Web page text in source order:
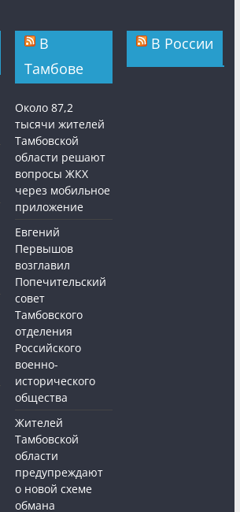
В
Тамбове
Около 87,2
тысячи жителей
Тамбовской
области решают
вопросы ЖКХ
через мобильное
приложение
Евгений
Первышов
возглавил
Попечительский
совет
Тамбовского
отделения
Российского
военно-
исторического
общества
Жителей
Тамбовской
области
предупреждают
о новой схеме
обмана
В России